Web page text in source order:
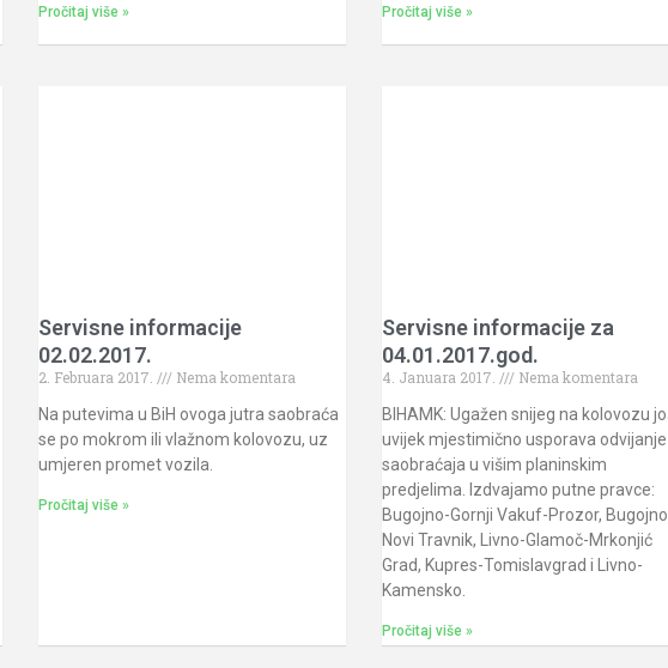
Pročitaj više » Pročitaj više »
Servisne informacije
02.02.2017.
2. Februara 2017.
Nema komentara
Na putevima u BiH ovoga jutra saobraća
se po mokrom ili vlažnom kolovozu, uz
umjeren promet vozila.
Pročitaj više »
Servisne informacije za
04.01.2017.god.
4. Januara 2017.
Nema komentara
BIHAMK: Ugažen snijeg na kolovozu
uvijek mjestimično usporava odvijanje
saobraćaja u višim planinskim
predjelima. Izdvajamo putne pravce:
Bugojno-Gornji Vakuf-Prozor,
Novi Travnik, Livno-Glamoč-Mrkonjić
Grad, Kupres-Tomislavgrad i Livno-
Kamensko.
Pročitaj više »